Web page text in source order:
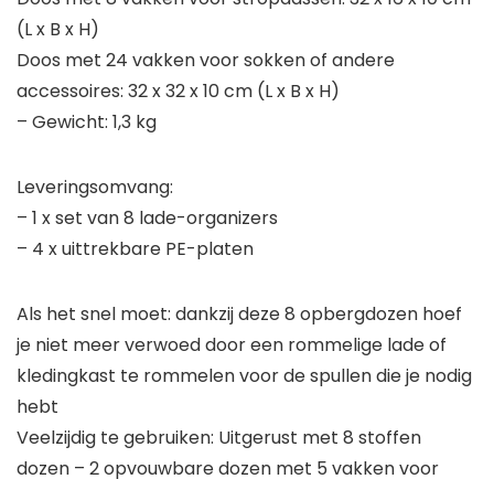
(L x B x H)
Doos met 24 vakken voor sokken of andere
accessoires: 32 x 32 x 10 cm (L x B x H)
– Gewicht: 1,3 kg
Leveringsomvang:
– 1 x set van 8 lade-organizers
– 4 x uittrekbare PE-platen
Als het snel moet: dankzij deze 8 opbergdozen hoef
je niet meer verwoed door een rommelige lade of
kledingkast te rommelen voor de spullen die je nodig
hebt
Veelzijdig te gebruiken: Uitgerust met 8 stoffen
dozen – 2 opvouwbare dozen met 5 vakken voor